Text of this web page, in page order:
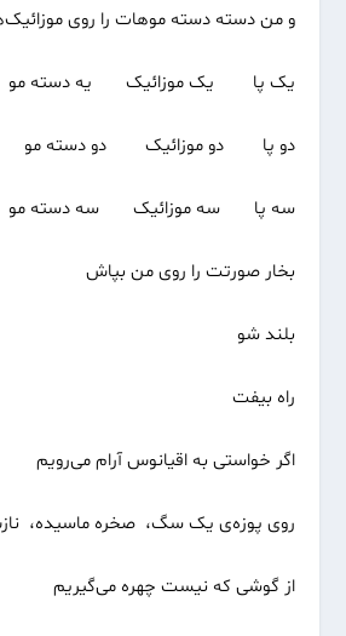
و من دسته دسته موهات را روی
یک پا یک موزائیک یه دسته مو
دو پا دو موزائیک دو دسته مو
سه پا سه موزائیک سه دسته مو
بخار صورتت را روی من بپاش
بلند شو
راه بیفت
اگر خواستی به اقیانوس آرام می‌رویم
روی پوزه‌ی یک سگ، صخره ماسیده،
از گوشی که نیست چهره می‌گیریم